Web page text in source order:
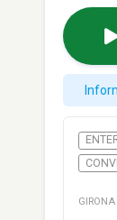
GIRONA